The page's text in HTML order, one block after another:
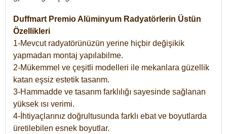
Duffmart Premio Alüminyum Radyatörlerin Üstün
Özellikleri
1-Mevcut radyatörünüzün yerine hiçbir değişikik
yapmadan montaj yapılabilme.
2-Mükemmel ve çeşitli modelleri ile mekanlara güzellik
katan eşsiz estetik tasarım.
3-Hammadde ve tasarım farklılığı sayesinde sağlanan
yüksek ısı verimi.
4-İhtiyaçlarınız doğrultusunda farklı ebat ve boyutlarda
üretilebilen esnek boyutlar.